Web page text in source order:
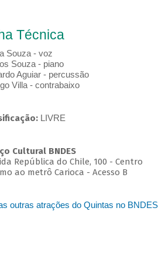
Técnica
Souza - voz
Souza - piano
Aguiar - percussão
Villa - contrabaixo
LIVRE
Cultural BNDES
República do Chile, 100 - Centro
ao metrô Carioca - Acesso B
outras atrações do Quintas no BNDES